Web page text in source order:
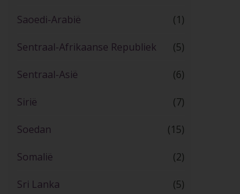
Saoedi-Arabië (1)
Sentraal-Afrikaanse Republiek (5)
Sentraal-Asië (6)
Sirië (7)
Soedan (15)
Somalië (2)
Sri Lanka (5)